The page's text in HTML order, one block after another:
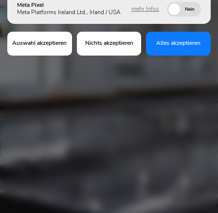
Meta Pixel
Meta Platforms Ireland Ltd., Irland / USA
mehr Infos Nein
Auswahl akzeptieren Nichts akzeptieren Alles akzeptieren